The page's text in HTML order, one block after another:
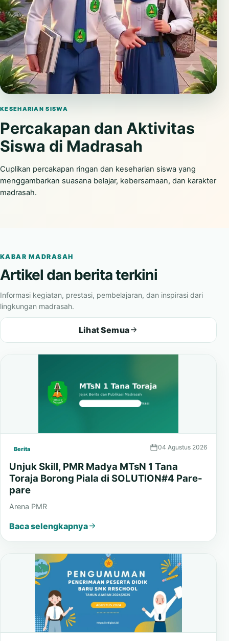
KESEHARIAN SISWA
Percakapan dan Aktivitas
Siswa di Madrasah
Cuplikan percakapan ringan dan keseharian siswa yang
menggambarkan suasana belajar, kebersamaan, dan karakter
madrasah.
Putar video
KABAR MADRASAH
Artikel dan berita terkini
Informasi kegiatan, prestasi, pembelajaran, dan inspirasi dari
lingkungan madrasah.
Lihat Semua
Berita 04 Agustus 2026
Unjuk Skill, PMR Madya MTsN 1 Tana
Toraja Borong Piala di SOLUTION#4 Pare-
pare
Arena PMR
Baca selengkapnya